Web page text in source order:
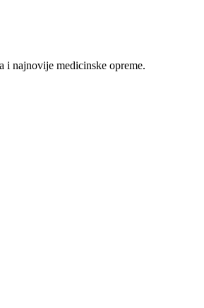
i najnovije medicinske opreme.